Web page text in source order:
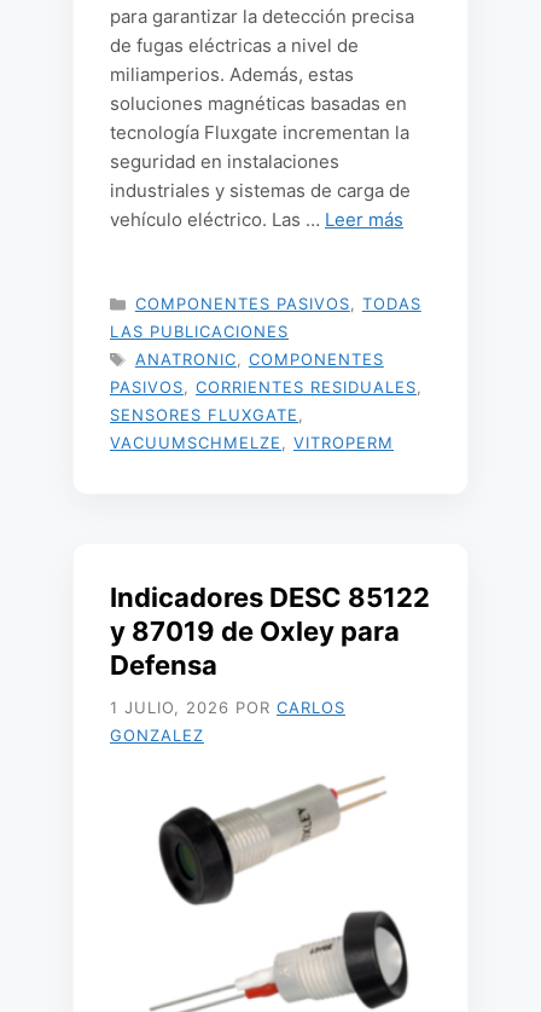
para garantizar la detección precisa
de fugas eléctricas a nivel de
miliamperios. Además, estas
soluciones magnéticas basadas en
tecnología Fluxgate incrementan la
seguridad en instalaciones
industriales y sistemas de carga de
vehículo eléctrico. Las … Leer más
CATEGORÍAS
COMPONENTES PASIVOS
TODAS
LAS PUBLICACIONES
ETIQUETAS
ANATRONIC
COMPONENTES
PASIVOS
CORRIENTES RESIDUALES
SENSORES FLUXGATE
VACUUMSCHMELZE
VITROPERM
Indicadores DESC 85122
y 87019 de Oxley para
Defensa
1 JULIO, 2026 POR CARLOS
GONZALEZ